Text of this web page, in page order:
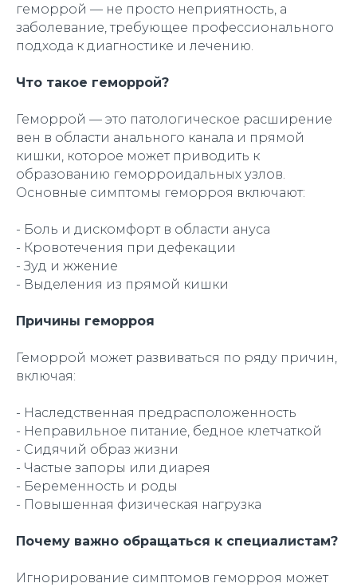
геморрой — не просто неприятность, а
заболевание, требующее профессионального
подхода к диагностике и лечению.
Что такое геморрой?
Геморрой — это патологическое расширение
вен в области анального канала и прямой
кишки, которое может приводить к
образованию геморроидальных узлов.
Основные симптомы геморроя включают:
- Боль и дискомфорт в области ануса
- Кровотечения при дефекации
- Зуд и жжение
- Выделения из прямой кишки
Причины геморроя
Геморрой может развиваться по ряду причин,
включая:
- Наследственная предрасположенность
- Неправильное питание, бедное клетчаткой
- Сидячий образ жизни
- Частые запоры или диарея
- Беременность и роды
- Повышенная физическая нагрузка
Почему важно обращаться к специалистам?
Игнорирование симптомов геморроя может